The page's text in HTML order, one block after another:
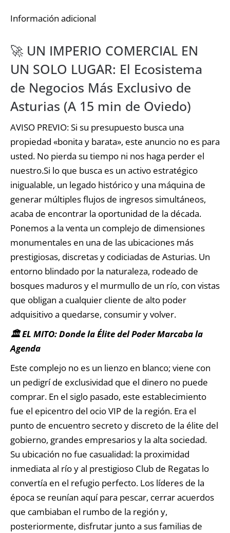
Información adicional
🚀 UN IMPERIO COMERCIAL EN
UN SOLO LUGAR: El Ecosistema
de Negocios Más Exclusivo de
Asturias (A 15 min de Oviedo)
AVISO PREVIO: Si su presupuesto busca una
propiedad «bonita y barata», este anuncio no es para
usted. No pierda su tiempo ni nos haga perder el
nuestro.Si lo que busca es un activo estratégico
inigualable, un legado histórico y una máquina de
generar múltiples flujos de ingresos simultáneos,
acaba de encontrar la oportunidad de la década.
Ponemos a la venta un complejo de dimensiones
monumentales en una de las ubicaciones más
prestigiosas, discretas y codiciadas de Asturias. Un
entorno blindado por la naturaleza, rodeado de
bosques maduros y el murmullo de un río, con vistas
que obligan a cualquier cliente de alto poder
adquisitivo a quedarse, consumir y volver.
🏛️ EL MITO: Donde la Élite del Poder Marcaba la
Agenda
Este complejo no es un lienzo en blanco; viene con
un pedigrí de exclusividad que el dinero no puede
comprar. En el siglo pasado, este establecimiento
fue el epicentro del ocio VIP de la región. Era el
punto de encuentro secreto y discreto de la élite del
gobierno, grandes empresarios y la alta sociedad.
Su ubicación no fue casualidad: la proximidad
inmediata al río y al prestigioso Club de Regatas lo
convertía en el refugio perfecto. Los líderes de la
época se reunían aquí para pescar, cerrar acuerdos
que cambiaban el rumbo de la región y,
posteriormente, disfrutar junto a sus familias de